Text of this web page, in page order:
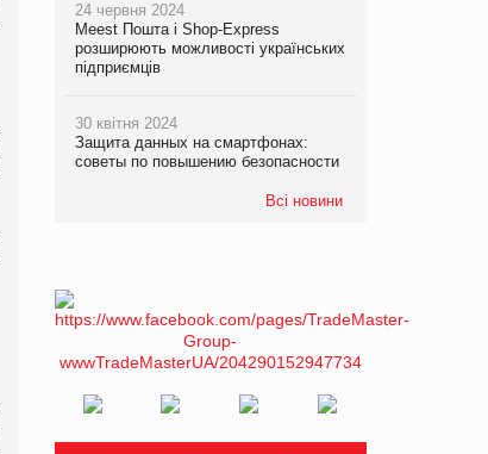
24 червня 2024
Meest Пошта і Shop-Express
розширюють можливості українських
підприємців
30 квітня 2024
Защита данных на смартфонах:
советы по повышению безопасности
Всі новини